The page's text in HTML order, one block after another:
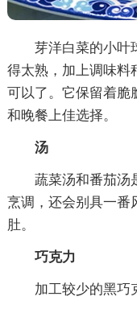
芽洋白菜的小叶球
得太熟，加上调味料
可以了。它保留着脆
和晚餐上佳选择。
汤
蔬菜汤和番茄汤是
烹调，还会别具一番
肚。
巧克力
加工较少的黑巧克